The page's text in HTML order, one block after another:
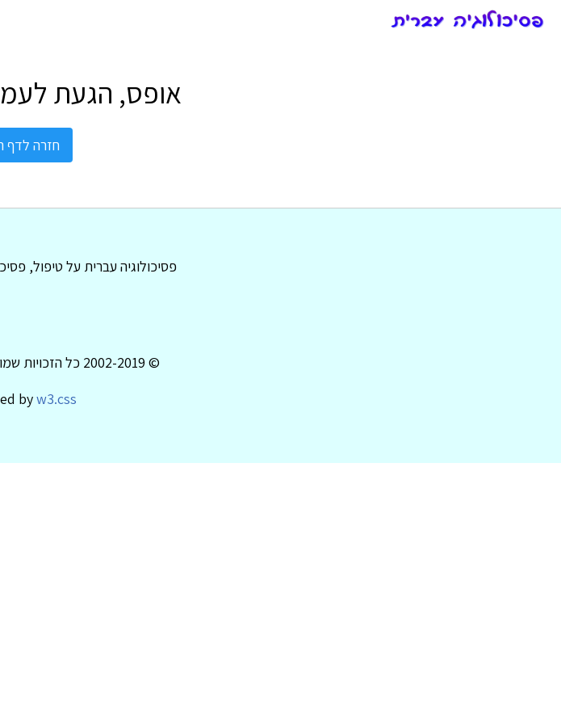
אופס, הגעת
חזרה לדף
פסיכולוגיה עברית על טיפול,
© 2002-2019 כל הזכויות שמורות לפסיכולוגיה עברית
byw3.css